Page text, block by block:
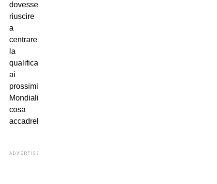
dovesse
riuscire
a
centrare
la
qualificazione
ai
prossimi
Mondiali,
cosa
accadrebbe?
ADVERTISEMENT